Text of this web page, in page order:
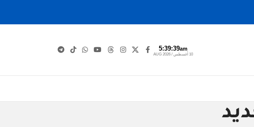
5:39:40am
10 أغسطس / AUG 2026